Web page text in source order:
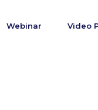
Webinar Video